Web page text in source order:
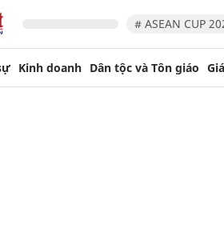
# ASEAN CUP
Kinh doanh Dân tộc và Tôn giáo